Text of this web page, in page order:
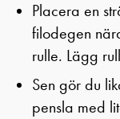
Placera en
filodegen
rulle. Lägg
Sen gör du
pensla med